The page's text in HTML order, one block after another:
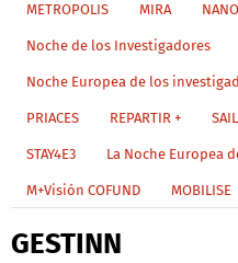
METROPOLIS MIRA
Noche de los Investigadores
Noche Europea de los
PRIACES REPARTIR + SAIL
STAY4E3 La Noche Europea
M+Visión COFUND MOBILISE
GESTINN